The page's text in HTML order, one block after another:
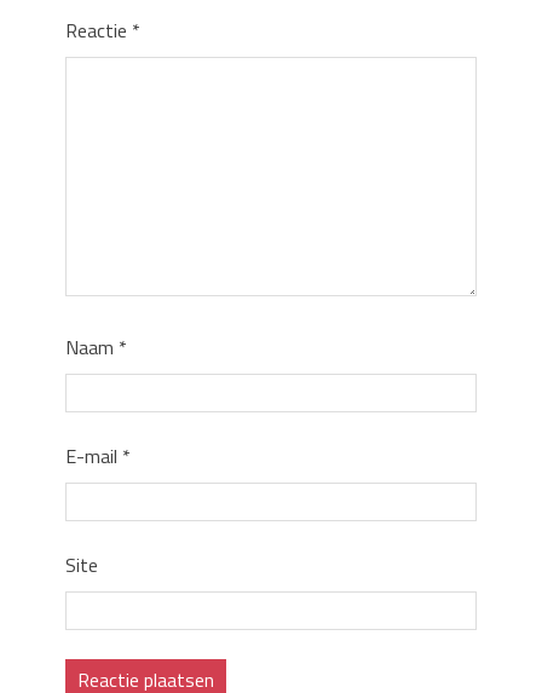
Reactie *
Naam *
E-mail *
Site